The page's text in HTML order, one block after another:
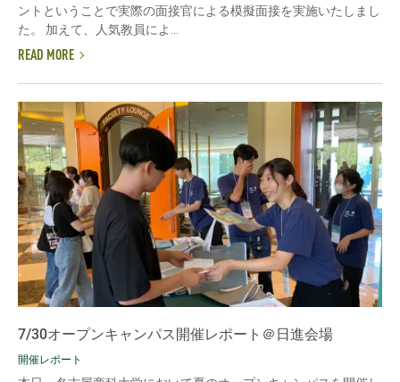
ントということで実際の面接官による模擬面接を実施いたしまし
た。 加えて、人気教員によ...
READ MORE
7/30オープンキャンパス開催レポート＠日進会場
開催レポート